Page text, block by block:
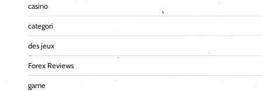
casino
categori
des jeux
Forex Reviews
game